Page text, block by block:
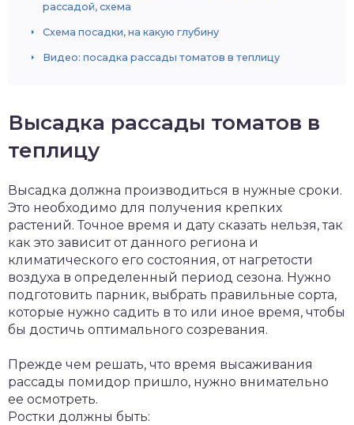
рассадой, схема
Схема посадки, на какую глубину
Видео: посадка рассады томатов в теплицу
Высадка рассады томатов в
теплицу
Высадка должна производиться в нужные сроки.
Это необходимо для получения крепких
растений. Точное время и дату сказать нельзя, так
как это зависит от данного региона и
климатического его состояния, от нагретости
воздуха в определенный период сезона. Нужно
подготовить парник, выбрать правильные сорта,
которые нужно садить в то или иное время, чтобы
бы достичь оптимального созревания.
Прежде чем решать, что время высаживания
рассады помидор пришло, нужно внимательно
ее осмотреть.
Ростки должны быть: